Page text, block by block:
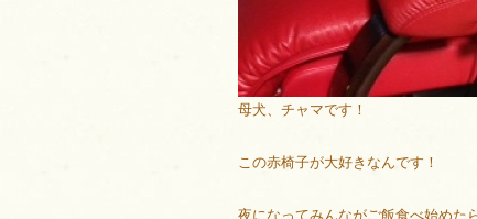
母犬、チャマです！
この赤椅子が大好きなんです！
夜になってみんながご飯食べ始めた